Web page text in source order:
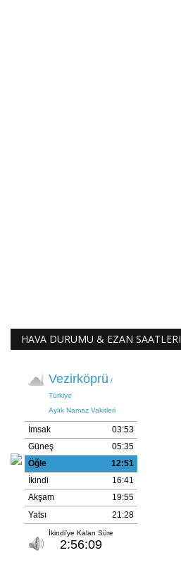
HAVA DURUMU & EZAN SAATLERI